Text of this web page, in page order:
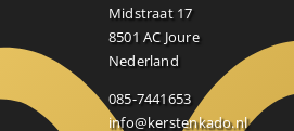
Midstraat 17
8501 AC Joure
Nederland
085-7441653
info@kerstenkado.nl